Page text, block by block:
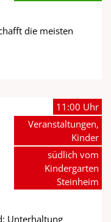
die meisten
Unterhaltung
11:00 Uhr
Veranstaltungen,
Kinder
südlich vom
Kindergarten
Steinheim